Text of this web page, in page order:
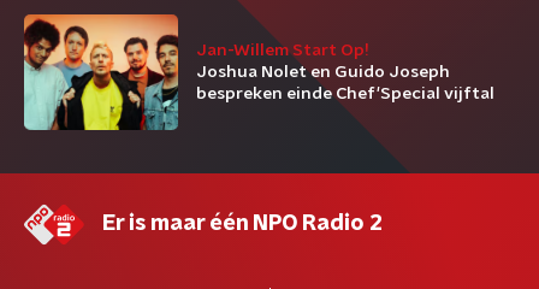
Jan-Willem Start Op!
Joshua Nolet en Guido Joseph
bespreken einde Chef'Special vijftal
Er is maar één NPO Radio 2